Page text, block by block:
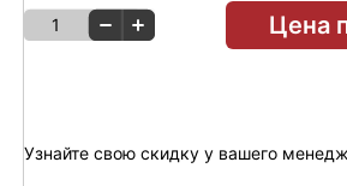
1 Цена
Узнайте свою скидку у вашего